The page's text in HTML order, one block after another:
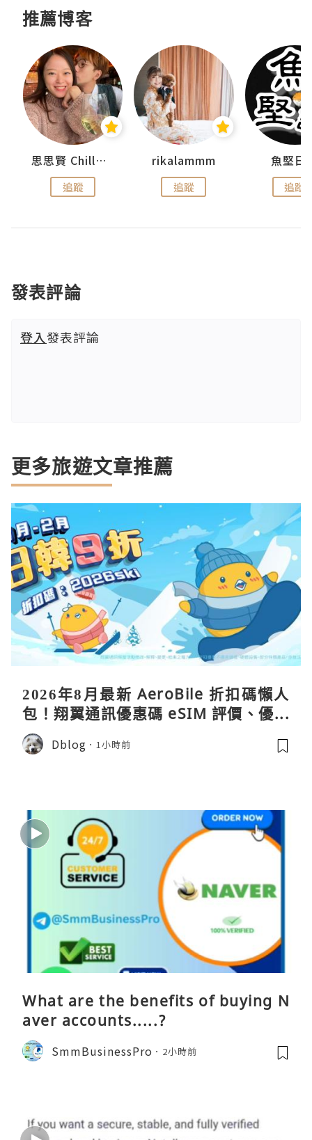
推薦博客
思思賢 ChillMyBabe
追蹤
rikalammm
追蹤
魚堅日
追蹤
發表評論
登入發表評論
更多旅遊文章推薦
2026年8月最新 AeroBile 折扣碼懶人
包！翔翼通訊優惠碼 eSIM 評價、優缺
點、蝴蝶wifi機教學完整整理
Dblog 1小時前
What are the benefits of buying N
aver accounts.....?
SmmBusinessPro 2小時前